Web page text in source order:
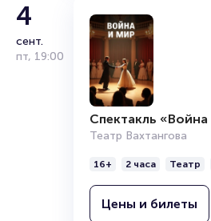
4
сент.
пт, 19:00
Спектакль
Театр Вахтангова
16+ 2 часа Театр
Цены и билеты